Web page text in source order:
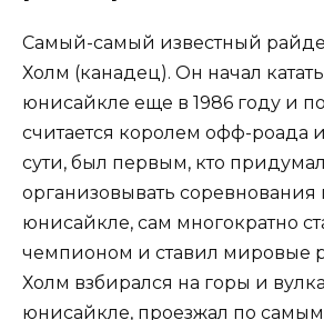
Самый-самый известный
Холм (канадец). Он начал
юнисайкле еще в 1986 году и
считается королем офф-роада
сути, был первым, кто
организовывать соревнования
юнисайкле, сам многократно
чемпионом и ставил мировые
Холм взбирался на горы и
юнисайкле, проезжал по